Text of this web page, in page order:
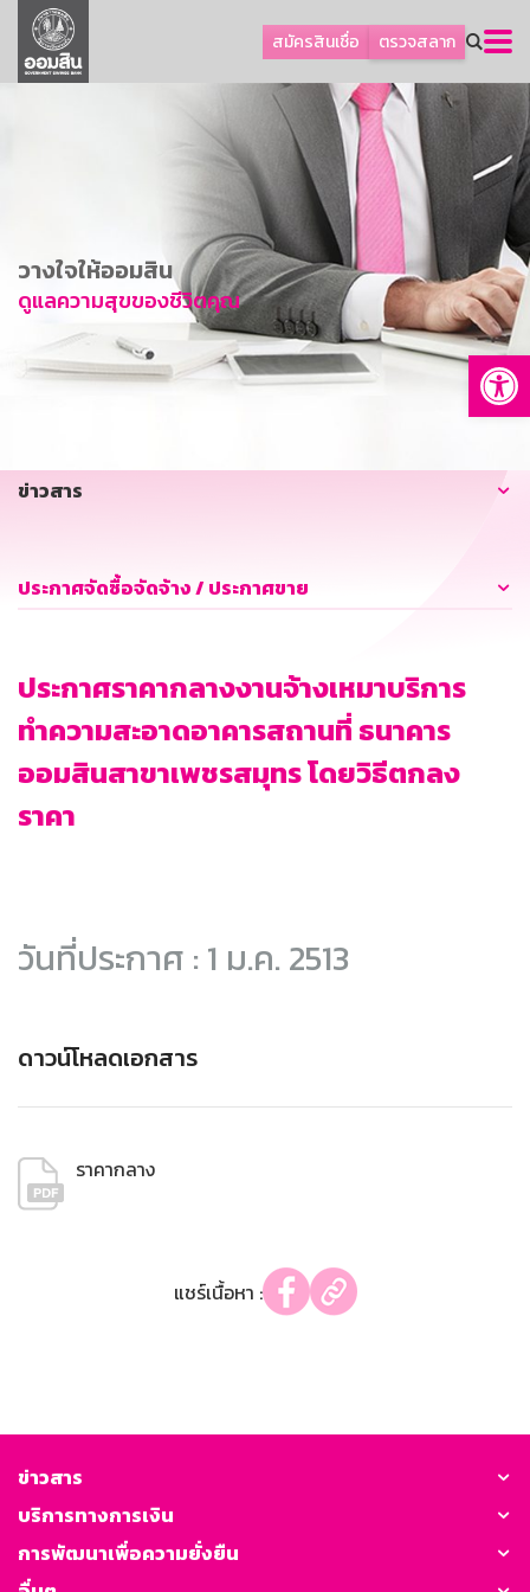
สมัครสินเชื่อ ตรวจสลาก
ลูกค้าธุรกิจ
ลูกค้าผู้ประกอบรายย่อย
การพัฒนาที่ยั่งยืน
ข่าวสาร
บริการทางการเงิน
อื่นๆ
วางใจให้ออมสิน
ดูแลความสุขของชีวิตคุณ
ข่าวสาร
ประกาศจัดซื้อจัดจ้าง / ประกาศขาย
ประกาศราคากลางงานจ้างเหมาบริการ
ทำความสะอาดอาคารสถานที่ ธนาคาร
ออมสินสาขาเพชรสมุทร โดยวิธีตกลง
ราคา
วันที่ประกาศ : 1 ม.ค. 2513
ดาวน์โหลดเอกสาร
ราคากลาง
แชร์เนื้อหา :
ข่าวสาร
บริการทางการเงิน
การพัฒนาเพื่อความยั่งยืน